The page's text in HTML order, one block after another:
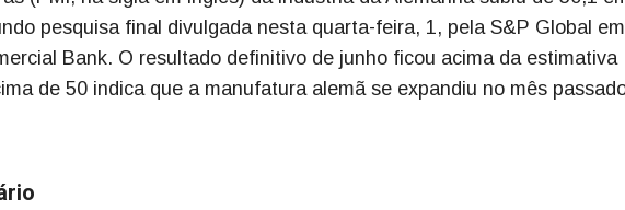
pesquisa final divulgada nesta quarta-feira, 1, pela S&P Global em
Bank. O resultado definitivo de junho ficou acima da estimativa
de 50 indica que a manufatura alemã se expandiu no mês